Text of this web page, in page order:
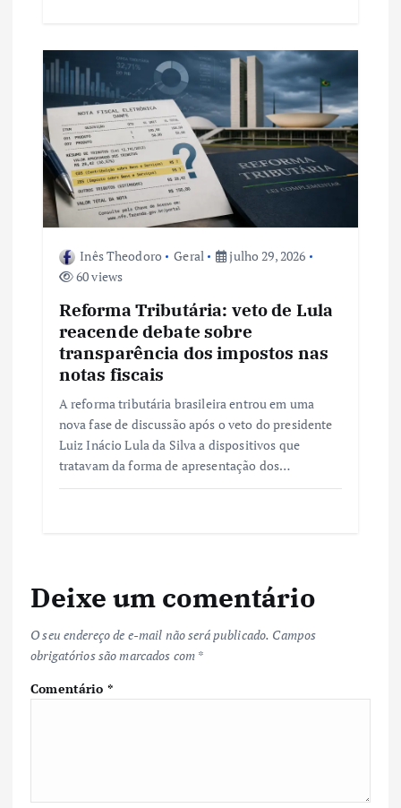
Inês Theodoro Geral
julho 29, 2026
60 views
Reforma Tributária: veto de Lula
reacende debate sobre
transparência dos impostos nas
notas fiscais
A reforma tributária brasileira entrou em uma
nova fase de discussão após o veto do presidente
Luiz Inácio Lula da Silva a dispositivos que
tratavam da forma de apresentação dos…
Deixe um comentário
O seu endereço de e-mail não será publicado. Campos
obrigatórios são marcados com *
Comentário *